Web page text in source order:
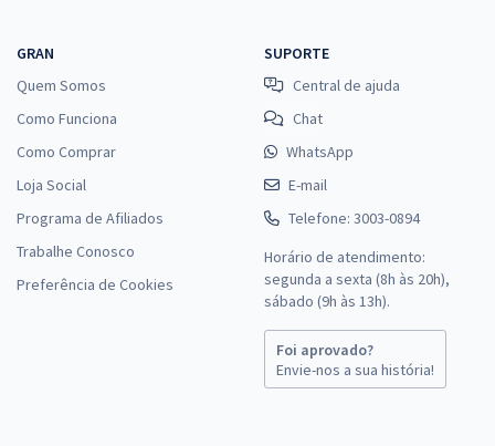
GRAN
Quem Somos
Como Funciona
Como Comprar
Loja Social
Programa de Afiliados
Trabalhe Conosco
Preferência de Cookies
SUPORTE
Central de ajuda
Chat
WhatsApp
E-mail
Telefone: 3003-0894
Horário de atendimento:
segunda a sexta (8h às 20h),
sábado (9h às 13h).
Foi aprovado?
Envie-nos a sua história!